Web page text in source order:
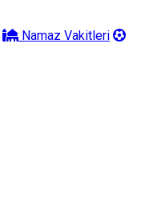
Namaz Vakitleri